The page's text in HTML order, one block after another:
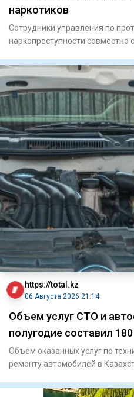
наркотиков
Сотрудники управления по
наркопреступности совместно
https://total.kz
06 Августа 2026 21:14
Объем услуг СТО и
полугодие составил
Объем оказанных услуг по
ремонту автомобилей в